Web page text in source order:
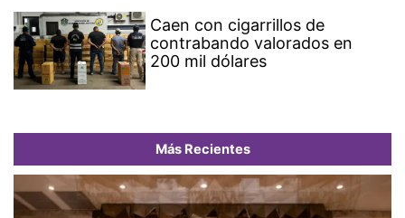
Caen con cigarrillos de
contrabando valorados en
200 mil dólares
Más Recientes